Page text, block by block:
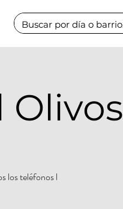
Olivos
los teléfonos l